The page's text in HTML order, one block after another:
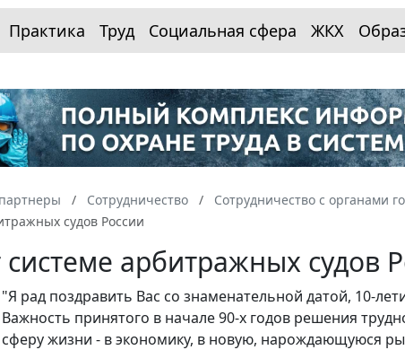
Практика Труд Социальная сфера ЖКХ
Cотрудничество Сотрудничество с органами
судов России
системе арбитражных судов
"Я рад поздравить Вас со знаменательной датой, 10-
Важность принятого в начале 90-х годов решения
сферу жизни - в экономику, в новую, нарождающуюся